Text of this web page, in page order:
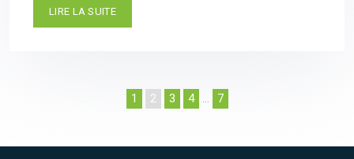
LIRE LA SUITE
1 2 3 4 … 7